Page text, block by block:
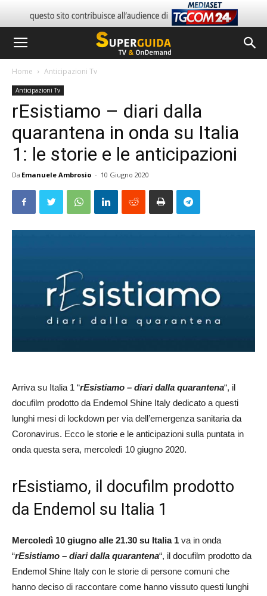
Home Anticipazioni Tv
Anticipazioni Tv
rEsistiamo – diari dalla
quarantena in onda su Italia
1: le storie e le anticipazioni
Da Emanuele Ambrosio - 10 Giugno 2020
Arriva su Italia 1 “rEsistiamo – diari dalla quarantena“, il
docufilm prodotto da Endemol Shine Italy dedicato a questi
lunghi mesi di lockdown per via dell’emergenza sanitaria da
Coronavirus. Ecco le storie e le anticipazioni sulla puntata in
onda questa sera, mercoledì 10 giugno 2020.
rEsistiamo, il docufilm prodotto
da Endemol su Italia 1
Mercoledì 10 giugno alle 21.30 su Italia 1 va in onda
“rEsistiamo – diari dalla quarantena“, il docufilm prodotto da
Endemol Shine Italy con le storie di persone comuni che
hanno deciso di raccontare come hanno vissuto questi lunghi